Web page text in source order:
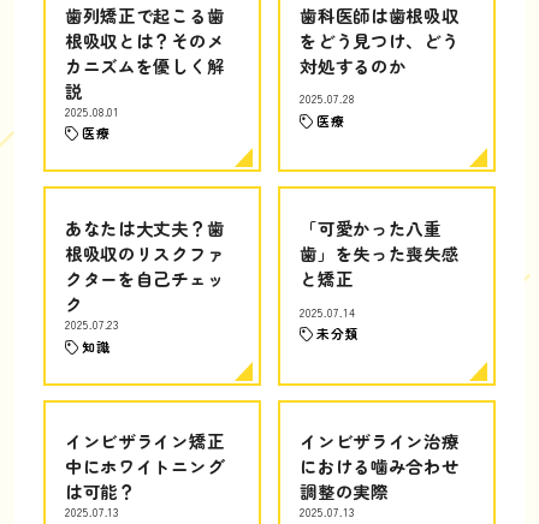
歯列矯正で起こる歯
根吸収とは？そのメ
カニズムを優しく解
説
2025.08.01
医療
歯科医師は歯根吸収
をどう見つけ、どう
対処するのか
2025.07.28
医療
あなたは大丈夫？歯
根吸収のリスクファ
クターを自己チェッ
ク
2025.07.23
知識
「可愛かった八重
歯」を失った喪失感
と矯正
2025.07.14
未分類
インビザライン矯正
中にホワイトニング
は可能？
2025.07.13
インビザライン治療
における噛み合わせ
調整の実際
2025.07.13